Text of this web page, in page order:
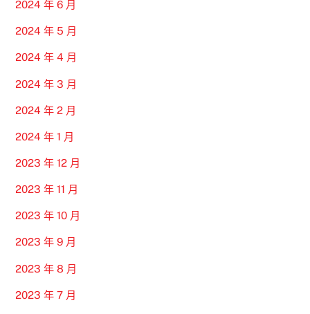
2024 年 6 月
2024 年 5 月
2024 年 4 月
2024 年 3 月
2024 年 2 月
2024 年 1 月
2023 年 12 月
2023 年 11 月
2023 年 10 月
2023 年 9 月
2023 年 8 月
2023 年 7 月